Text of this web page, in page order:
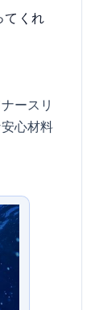
てくれ
ースリ
心材料